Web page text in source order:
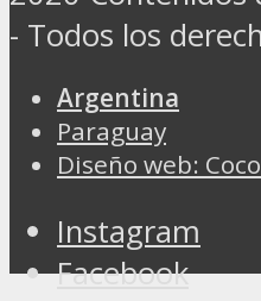
- Todos los
Argentina
Paraguay
Diseño web:
Instagram
Facebook